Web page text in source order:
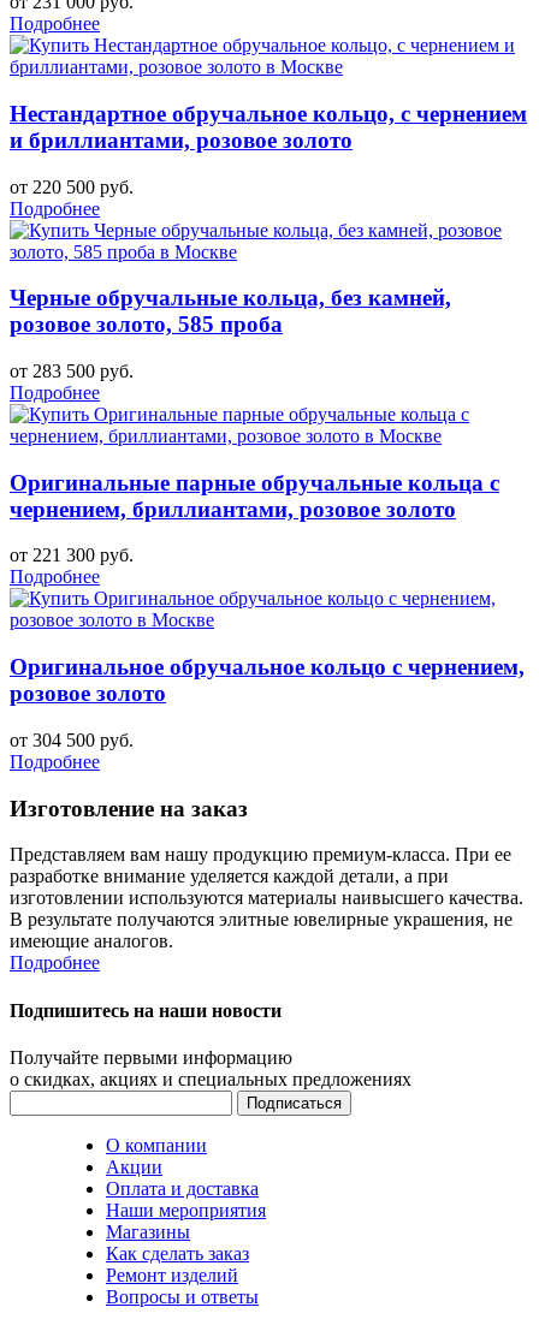
Подробнее
Нестандартное обручальное кольцо, с чернением
и бриллиантами, розовое золото
от 220 500 руб.
Подробнее
Черные обручальные кольца, без камней,
розовое золото, 585 проба
от 283 500 руб.
Подробнее
Оригинальные парные обручальные кольца с
чернением, бриллиантами, розовое золото
от 221 300 руб.
Подробнее
Оригинальное обручальное кольцо с чернением,
розовое золото
от 304 500 руб.
Подробнее
Изготовление на заказ
Представляем вам нашу продукцию премиум-класса. При ее
разработке внимание уделяется каждой детали, а при
изготовлении используются материалы наивысшего качества.
В результате получаются элитные ювелирные украшения, не
имеющие аналогов.
Подробнее
Подпишитесь на наши новости
Получайте первыми информацию
о скидках, акциях и специальных предложениях
О компании
Акции
Оплата и доставка
Наши мероприятия
Магазины
Как сделать заказ
Ремонт изделий
Вопросы и ответы